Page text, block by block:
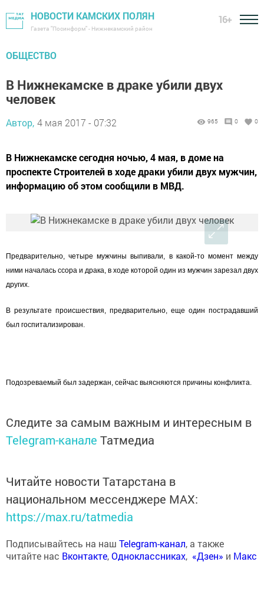
НОВОСТИ КАМСКИХ ПОЛЯН
Газета "Посинформ" - Нижнекамский район
16+
ОБЩЕСТВО
В Нижнекамске в драке убили двух
человек
Автор, 4 мая 2017 - 07:32 965 0 0
В Нижнекамске сегодня ночью, 4 мая, в доме на
проспекте Строителей в ходе драки убили двух мужчин,
информацию об этом сообщили в МВД.
Предварительно, четыре мужчины выпивали, в какой-то момент между
ними началась ссора и драка, в ходе которой один из мужчин зарезал двух
других.
В результате происшествия, предварительно, еще один пострадавший
был госпитализирован.
Подозреваемый был задержан, сейчас выясняются причины конфликта.
Следите за самым важным и интересным в
Telegram-канале Татмедиа
Читайте новости Татарстана в
национальном мессенджере MАХ:
https://max.ru/tatmedia
Подписывайтесь на наш Telegram-канал, а также
читайте нас Вконтакте,Одноклассниках, «Дзен» и Макс